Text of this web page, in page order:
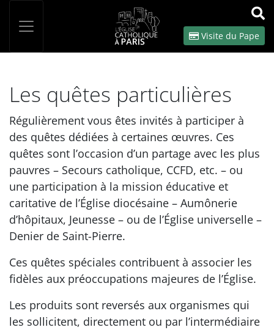
OK
Visite du Pape
Les quêtes particulières
Régulièrement vous êtes invités à participer à
des quêtes dédiées à certaines œuvres. Ces
quêtes sont l’occasion d’un partage avec les plus
pauvres – Secours catholique, CCFD, etc. – ou
une participation à la mission éducative et
caritative de l’Église diocésaine – Aumônerie
d’hôpitaux, Jeunesse – ou de l’Église universelle –
Denier de Saint-Pierre.
Ces quêtes spéciales contribuent à associer les
fidèles aux préoccupations majeures de l’Église.
Les produits sont reversés aux organismes qui
les sollicitent, directement ou par l’intermédiaire
Panneau de gestion des cookies